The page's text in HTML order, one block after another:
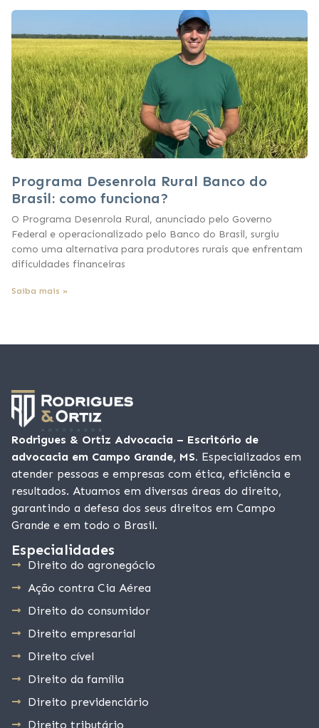
Programa Desenrola Rural Banco do
Brasil: como funciona?
O Programa Desenrola Rural, anunciado pelo Governo
Federal e operacionalizado pelo Banco do Brasil, surgiu
como uma alternativa para produtores rurais que enfrentam
dificuldades financeiras
Saiba mais »
Rodrigues & Ortiz Advocacia – Escritório de
advocacia em Campo Grande, MS. Especializados em
atender pessoas e empresas com ética, eficiência e
resultados. Atuamos em diversas áreas do direito,
garantindo a defesa dos seus direitos em Campo
Grande e em todo o Brasil.
Especialidades
Direito do agronegócio
Ação contra Cia Aérea
Direito do consumidor
Direito empresarial
Direito cível
Direito da família
Direito previdenciário
Direito tributário